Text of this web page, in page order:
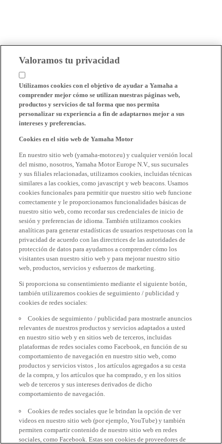
Valoramos tu privacidad
Utilizamos cookies con el objetivo de ayudar a Yamaha a
comprender mejor cómo se utilizan nuestras páginas web,
productos y servicios de tal forma que nos permita
personalizar su experiencia a fin de adaptarnos mejor a sus
intereses y preferencias.
Cookies en el sitio web de Yamaha Motor
En nuestro sitio web (yamaha-motor.eu) y cualquier versión local
del mismo, nosotros, Yamaha Motor Europe N.V., sus sucursales
y sus filiales relacionadas, utilizamos cookies, incluidas técnicas
similares a las cookies, como javascript y web beacons. Usamos
cookies funcionales para permitir que nuestro sitio web funcione
correctamente y le proporcionamos funcionalidades básicas de
nuestro sitio web, como recordar sus credenciales de inicio de
sesión y preferencias de idioma. También utilizamos cookies
analíticas para generar estadísticas de usuarios respetuosas con la
privacidad de acuerdo con las directrices de las autoridades de
protección de datos para ayudarnos a comprender cómo los
visitantes usan nuestro sitio web y para mejorar nuestro sitio
web, productos, servicios y esfuerzos de marketing.
Si proporciona su consentimiento mediante el siguiente botón,
también utilizaremos cookies de seguimiento / publicidad y
cookies de redes sociales:
Cookies de seguimiento / publicidad para mostrarle anuncios
relevantes de nuestros productos y servicios adaptados a usted
en nuestro sitio web y en sitios web de terceros, incluidas
plataformas de redes sociales como Facebook, en función de su
comportamiento de navegación en nuestro sitio web, como
productos y servicios vistos , los artículos agregados a su cesta
de la compra, y los artículos que ha comprado, y en los sitios
web de terceros y sus intereses derivados de dicho
comportamiento de navegación.
Cookies de redes sociales que le brindan la opción de ver
videos en nuestro sitio web (por ejemplo, YouTube) y también
permiten compartir contenido de nuestro sitio web en redes
sociales, como Facebook. Estas son cookies de proveedores de